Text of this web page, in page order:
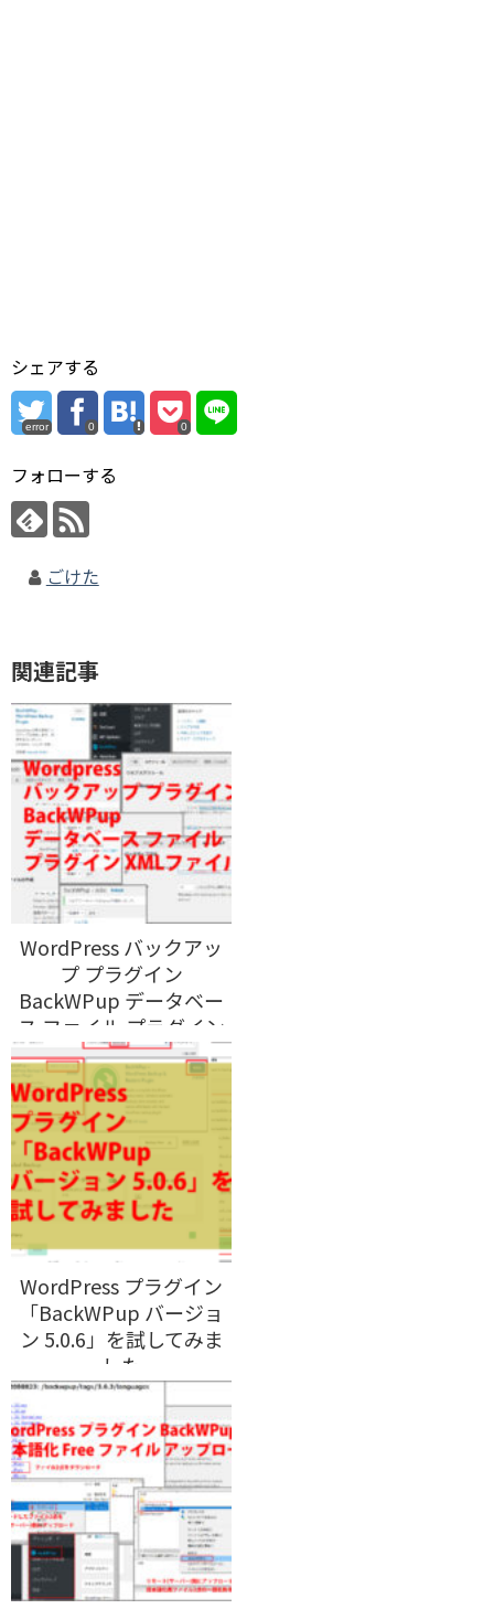
シェアする
error 0 0
フォローする
ごけた
関連記事
WordPress バックアッ
プ プラグイン
BackWPup データベー
ス ファイル プラグイン
XMLファイル
WordPress プラグイン
「BackWPup バージョ
ン 5.0.6」を試してみま
した